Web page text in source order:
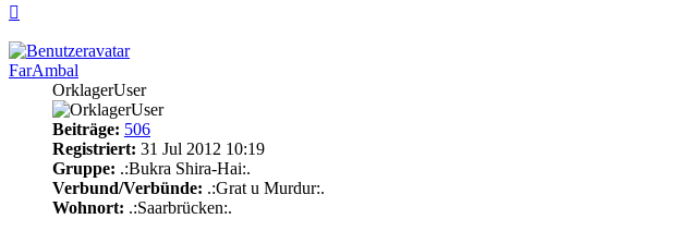
FarAmbal
OrklagerUser
Beiträge: 506
Registriert: 31 Jul 2012 10:19
Gruppe: .:Bukra Shira-Hai:.
Verbund/Verbünde: .:Grat u Murdur:.
Wohnort: .:Saarbrücken:.